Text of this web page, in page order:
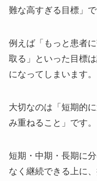
難な高すぎる目標」で
例えば「もっと患者
取る」といった目標
になってしまいます。
大切なのは「短期的
み重ねること」です。
短期・中期・長期に
なく継続できる上に